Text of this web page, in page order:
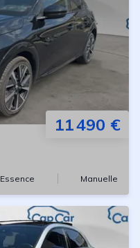
11 490 €
Essence Manuelle